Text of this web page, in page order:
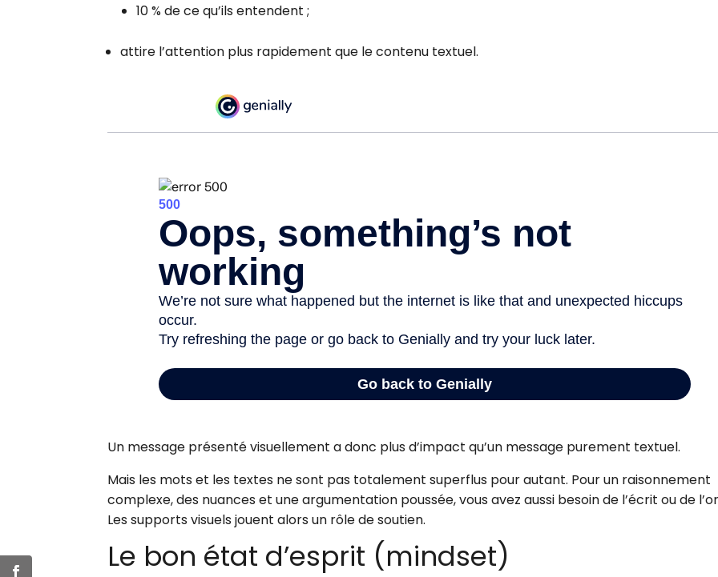
10 % de ce qu’ils entendent ;
attire l’attention plus rapidement que le contenu textuel.
Un message présenté visuellement a donc plus d’impact qu’un message purement textuel.
Mais les mots et les textes ne sont pas totalement superflus pour autant. Pour un raisonnement
complexe, des nuances et une argumentation poussée, vous avez aussi besoin de l’écrit ou de
Les supports visuels jouent alors un rôle de soutien.
Le bon état d’esprit (mindset)